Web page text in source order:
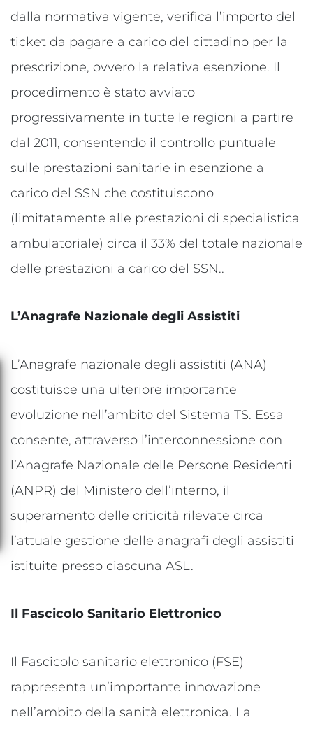
dalla normativa vigente, verifica l’importo del
ticket da pagare a carico del cittadino per la
prescrizione, ovvero la relativa esenzione. Il
procedimento è stato avviato
progressivamente in tutte le regioni a partire
dal 2011, consentendo il controllo puntuale
sulle prestazioni sanitarie in esenzione a
carico del SSN che costituiscono
(limitatamente alle prestazioni di specialistica
ambulatoriale) circa il 33% del totale nazionale
delle prestazioni a carico del SSN..
L’Anagrafe Nazionale degli Assistiti
L’Anagrafe nazionale degli assistiti (ANA)
costituisce una ulteriore importante
evoluzione nell’ambito del Sistema TS. Essa
consente, attraverso l’interconnessione con
l’Anagrafe Nazionale delle Persone Residenti
(ANPR) del Ministero dell’interno, il
superamento delle criticità rilevate circa
l’attuale gestione delle anagrafi degli assistiti
istituite presso ciascuna ASL.
Il Fascicolo Sanitario Elettronico
Il Fascicolo sanitario elettronico (FSE)
rappresenta un’importante innovazione
nell’ambito della sanità elettronica. La